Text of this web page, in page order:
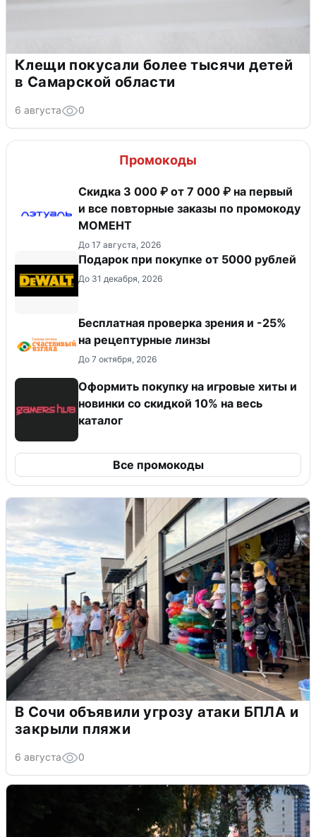
Клещи покусали более тысячи детей
в Самарской области
6 августа 0
Промокоды
Скидка 3 000 ₽ от 7 000 ₽ на первый
и все повторные заказы по промокоду
МОМЕНТ
До 17 августа, 2026
Подарок при покупке от 5000 рублей
До 31 декабря, 2026
Бесплатная проверка зрения и -25%
на рецептурные линзы
До 7 октября, 2026
Оформить покупку на игровые хиты и
новинки со скидкой 10% на весь
каталог
Все промокоды
В Сочи объявили угрозу атаки БПЛА и
закрыли пляжи
6 августа 0